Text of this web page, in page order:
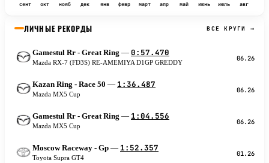
сент окт нояб дек янв февр март апр май июнь июль авг
ЛИЧНЫЕ РЕКОРДЫ ВСЕ КРУГИ →
M Gamestul Rr - Great Ring — 0:57.470
Mazda RX-7 (FD3S) RE-AMEMIYA D1GP GREDDY
06.26
M Kazan Ring - Race 50 — 1:36.487
Mazda MX5 Cup
06.26
M Gamestul Rr - Great Ring — 1:04.556
Mazda MX5 Cup
06.26
T Moscow Raceway - Gp — 1:52.357
Toyota Supra GT4
01.26